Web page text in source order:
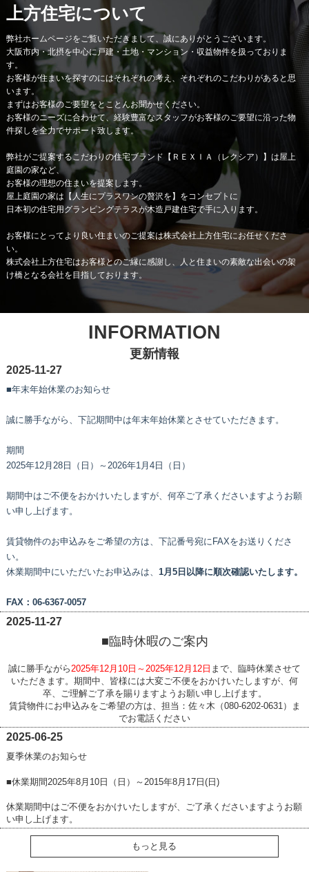
上方住宅について
弊社ホームページをご覧いただきまして、誠にありがとうございます。
大阪市内・北摂を中心に戸建・土地・マンション・収益物件を扱っておりま
す。
お客様が住まいを探すのにはそれぞれの考え、それぞれのこだわりがあると思
います。
まずはお客様のご要望をとことんお聞かせください。
お客様のニーズに合わせて、経験豊富なスタッフがお客様のご要望に沿った物
件探しを全力でサポート致します。
弊社がご提案するこだわりの住宅ブランド【ＲＥＸＩＡ（レクシア）】は屋上
庭園の家など、
お客様の理想の住まいを提案します。
屋上庭園の家は【人生にプラスワンの贅沢を】をコンセプトに
日本初の住宅用グランピングテラスが木造戸建住宅で手に入ります。
お客様にとってより良い住まいのご提案は株式会社上方住宅にお任せくださ
い。
株式会社上方住宅はお客様とのご縁に感謝し、人と住まいの素敵な出会いの架
け橋となる会社を目指しております。
INFORMATION
更新情報
2025-11-27
■年末年始休業のお知らせ
誠に勝手ながら、下記期間中は年末年始休業とさせていただきます。
期間
2025年12月28日（日）～2026年1月4日
（日）
期間中はご不便をおかけいたしますが、何卒ご了承くださいますようお願
い申し上げます。
賃貸物件のお申込みをご希望の方は、下記番号宛にFAXをお送りくださ
い。
休業期間中にいただいたお申込みは、 1月5日以降に順次確認いたします。
FAX：06-6367-0057
2025-11-27
■臨時休暇のご案内
誠に勝手ながら 2025年12月10日～2025年12月12日 まで、 臨時休業させて
いただきます。 期間中、皆様には大変ご不便をおかけいたしますが、 何
卒、ご理解ご了承を賜りますようお願い申し上げます。
賃貸物件に お申込みをご希望の方は、担当：佐々木（080-6202-0631）ま
でお電話ください
2025-06-25
夏季休業のお知らせ
■休業期間2025年8月10日（日）～2015年8月17日(日)
休業期間中はご不便をおかけいたしますが、ご了承くださいますようお願
い申し上げます。
もっと見る